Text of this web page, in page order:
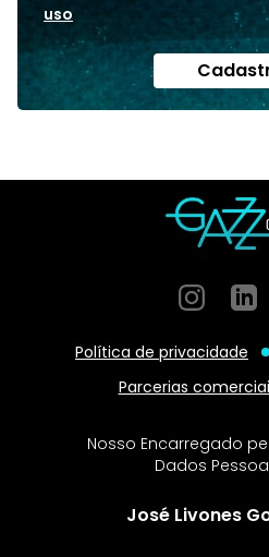
uso
Instagram
Política de privacidade
Parcerias
Nosso Encarregado
Dados
José Livones